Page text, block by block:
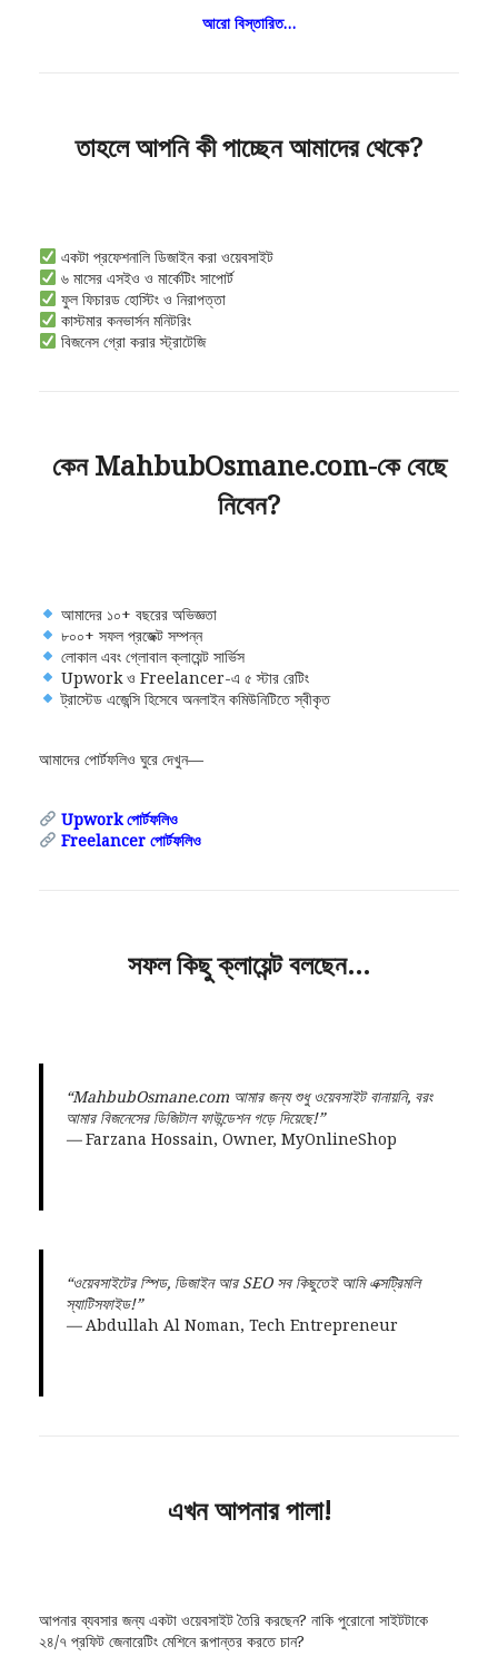
আরো বিস্তারিত…
তাহলে আপনি কী পাচ্ছেন আমাদের থেকে?
একটা প্রফেশনালি ডিজাইন করা ওয়েবসাইট
৬ মাসের এসইও ও মার্কেটিং সাপোর্ট
ফুল ফিচারড হোস্টিং ও নিরাপত্তা
কাস্টমার কনভার্সন মনিটরিং
বিজনেস গ্রো করার স্ট্রাটেজি
কেন MahbubOsmane.com-কে বেছে
নিবেন?
আমাদের ১০+ বছরের অভিজ্ঞতা
৮০০+ সফল প্রজেক্ট সম্পন্ন
লোকাল এবং গ্লোবাল ক্লায়েন্ট সার্ভিস
Upwork ও Freelancer-এ ৫ স্টার রেটিং
ট্রাস্টেড এজেন্সি হিসেবে অনলাইন কমিউনিটিতে স্বীকৃত
আমাদের পোর্টফলিও ঘুরে দেখুন—
Upwork পোর্টফলিও
Freelancer পোর্টফলিও
সফল কিছু ক্লায়েন্ট বলছেন…
“MahbubOsmane.com আমার জন্য শুধু ওয়েবসাইট বানায়নি, বরং
আমার বিজনেসের ডিজিটাল ফাউন্ডেশন গড়ে দিয়েছে!”
—Farzana Hossain, Owner, MyOnlineShop
“ওয়েবসাইটের স্পিড, ডিজাইন আর SEO সব কিছুতেই আমি এক্সট্রিমলি
স্যাটিসফাইড!”
—Abdullah Al Noman, Tech Entrepreneur
এখন আপনার পালা!
আপনার ব্যবসার জন্য একটা ওয়েবসাইট তৈরি করছেন? নাকি পুরোনো সাইটটাকে
২৪/৭ প্রফিট জেনারেটিং মেশিনে রূপান্তর করতে চান?